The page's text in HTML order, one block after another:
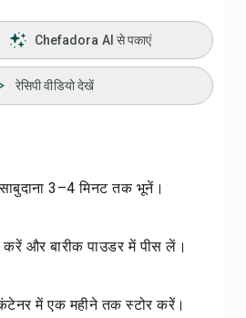
Chefadora AI से पकाएं
रेसिपी वीडियो देखें
3–4 मिनट तक भूनें।
करें और बारीक पाउडर में पीस लें।
में एक महीने तक स्टोर करें।